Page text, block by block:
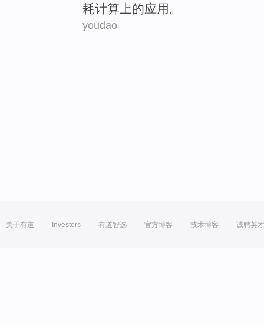
耗计算 上的应用。
youdao
关于有道 Investors 有道智选 官方博客 技术博客 诚聘英才